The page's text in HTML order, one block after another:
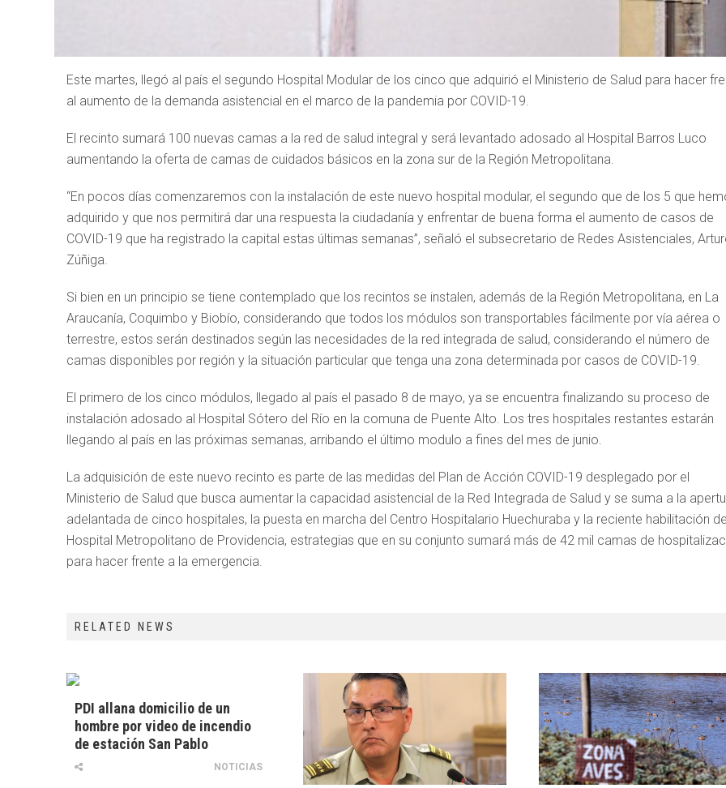
Este martes, llegó al país el segundo Hospital Modular de los cinco que adquirió el Ministerio de Salud para hacer
al aumento de la demanda asistencial en el marco de la pandemia por COVID-19.
El recinto sumará 100 nuevas camas a la red de salud integral y será levantado adosado al Hospital Barros Luco
aumentando la oferta de camas de cuidados básicos en la zona sur de la Región Metropolitana.
“En pocos días comenzaremos con la instalación de este nuevo hospital modular, el segundo que de los 5 que
adquirido y que nos permitirá dar una respuesta la ciudadanía y enfrentar de buena forma el aumento de casos de
COVID-19 que ha registrado la capital estas últimas semanas”, señaló el subsecretario de Redes Asistenciales,
Zúñiga.
Si bien en un principio se tiene contemplado que los recintos se instalen, además de la Región Metropolitana, en La
Araucanía, Coquimbo y Biobío, considerando que todos los módulos son transportables fácilmente por vía aérea o
terrestre, estos serán destinados según las necesidades de la red integrada de salud, considerando el número de
camas disponibles por región y la situación particular que tenga una zona determinada por casos de COVID-19.
El primero de los cinco módulos, llegado al país el pasado 8 de mayo, ya se encuentra finalizando su proceso de
instalación adosado al Hospital Sótero del Río en la comuna de Puente Alto. Los tres hospitales restantes estarán
llegando al país en las próximas semanas, arribando el último modulo a fines del mes de junio.
La adquisición de este nuevo recinto es parte de las medidas del Plan de Acción COVID-19 desplegado por el
Ministerio de Salud que busca aumentar la capacidad asistencial de la Red Integrada de Salud y se suma a la
adelantada de cinco hospitales, la puesta en marcha del Centro Hospitalario Huechuraba y la reciente habilitación
Hospital Metropolitano de Providencia, estrategias que en su conjunto sumará más de 42 mil camas de
para hacer frente a la emergencia.
RELATED NEWS
PDI allana domicilio de un
hombre por video de incendio
de estación San Pablo
NOTICIAS